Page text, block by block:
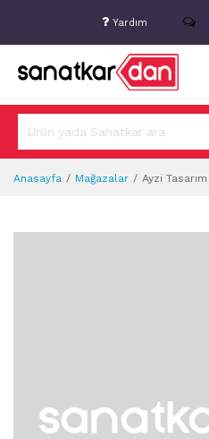
Yardım
Anasayfa Mağazalar Ayzi Tasarım